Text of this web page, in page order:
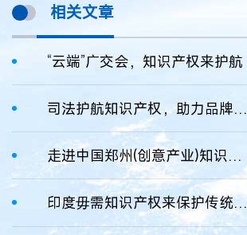
相关文章
“云端”广交会，知识产权来护航
司法护航知识产权，助力品牌发展
走进中国郑州(创意产业)知识产权快速维权中心
印度毋需知识产权来保护传统知识